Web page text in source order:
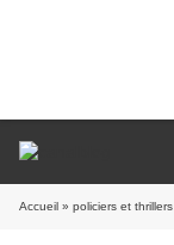
Accueil » policiers et thrillers